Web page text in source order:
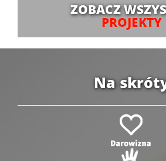
ZOBACZ
PROJEKTY
Na